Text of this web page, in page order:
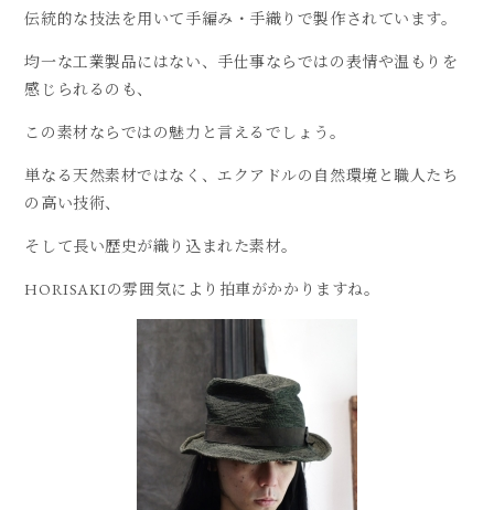
伝統的な技法を用いて手編み・手織りで製作されています。
均一な工業製品にはない、手仕事ならではの表情や温もりを
感じられるのも、
この素材ならではの魅力と言えるでしょう。
単なる天然素材ではなく、エクアドルの自然環境と職人たち
の高い技術、
そして長い歴史が織り込まれた素材。
HORISAKIの雰囲気により拍車がかかりますね。